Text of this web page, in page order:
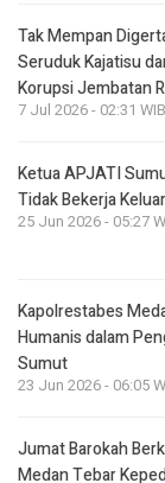
Tak Mempan
Seruduk Kajatisu
Korupsi Jembatan
7 Jul 2026 - 02:31 WIB
Ketua APJATI
Tidak Bekerja
25 Jun 2026 - 05:27
Kapolrestabes
Humanis dalam
Sumut
23 Jun 2026 - 06:05
Jumat Barokah
Medan Tebar